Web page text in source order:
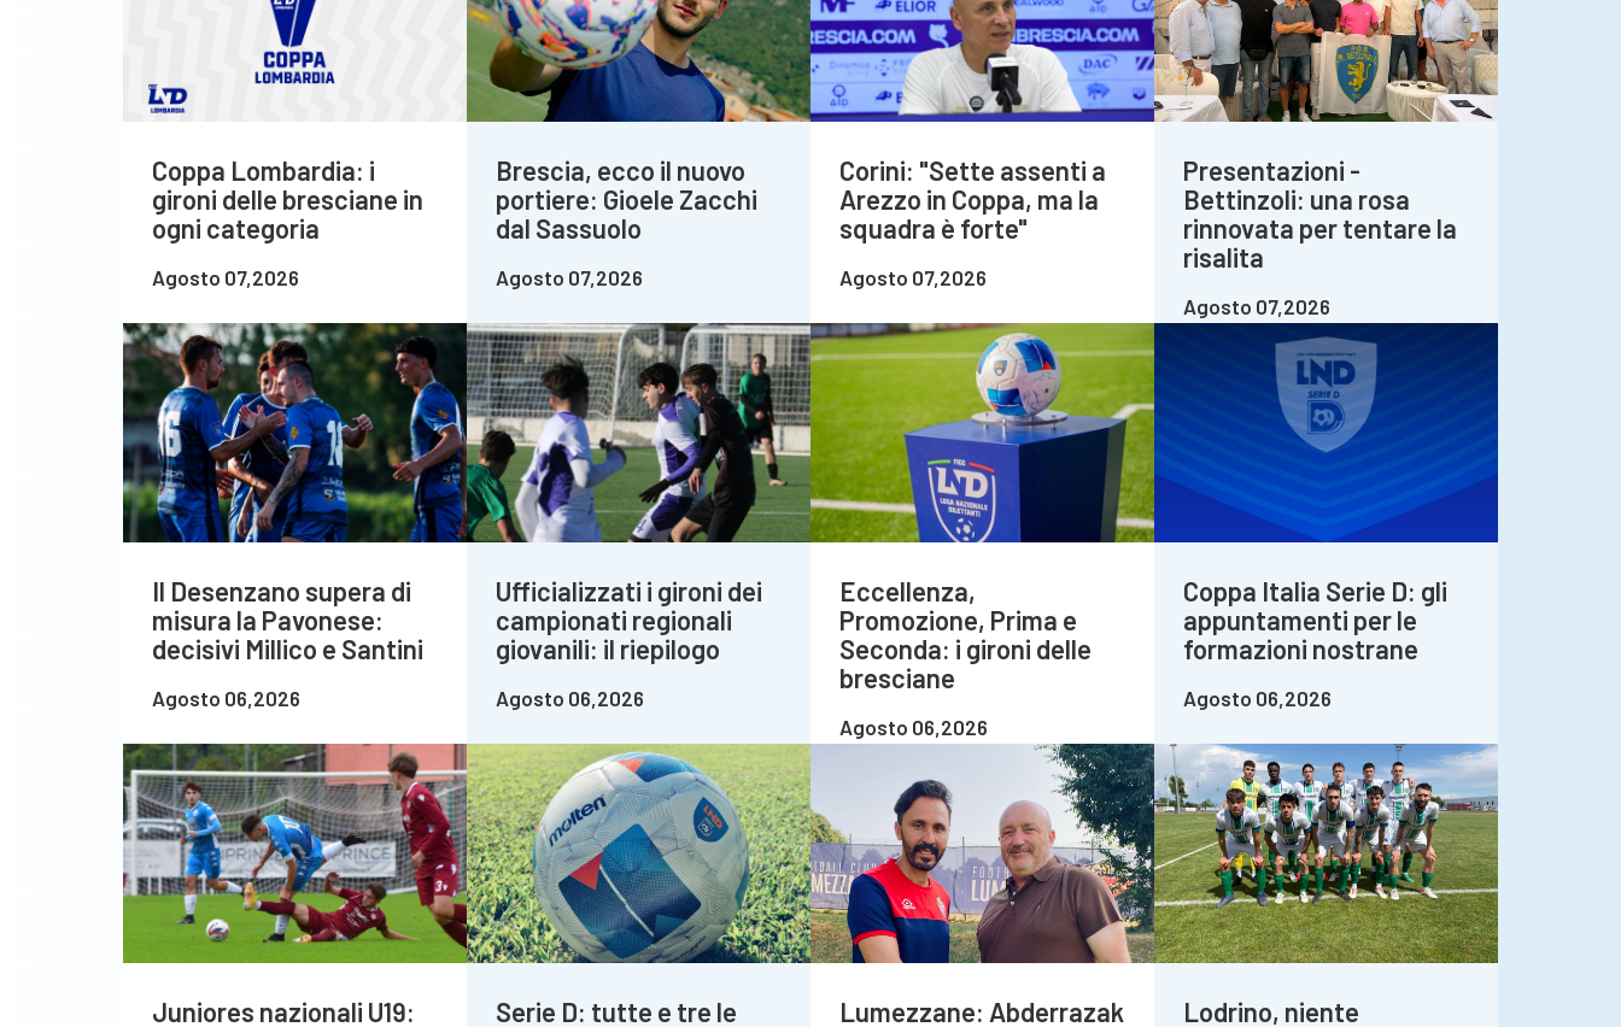
Coppa Lombardia: i
gironi delle bresciane in
ogni categoria
Agosto 07,2026
Brescia, ecco il nuovo
portiere: Gioele Zacchi
dal Sassuolo
Agosto 07,2026
Corini: "Sette assenti a
Arezzo in Coppa, ma la
squadra è forte"
Agosto 07,2026
Presentazioni -
Bettinzoli: una rosa
rinnovata per tentare la
risalita
Agosto 07,2026
Il Desenzano supera di
misura la Pavonese:
decisivi Millico e Santini
Agosto 06,2026
Ufficializzati i gironi dei
campionati regionali
giovanili: il riepilogo
Agosto 06,2026
Eccellenza,
Promozione, Prima e
Seconda: i gironi delle
bresciane
Agosto 06,2026
Coppa Italia Serie D: gli
appuntamenti per le
formazioni nostrane
Agosto 06,2026
Juniores nazionali U19:
Serie D: tutte e tre le
Lumezzane: Abderrazak
Lodrino, niente